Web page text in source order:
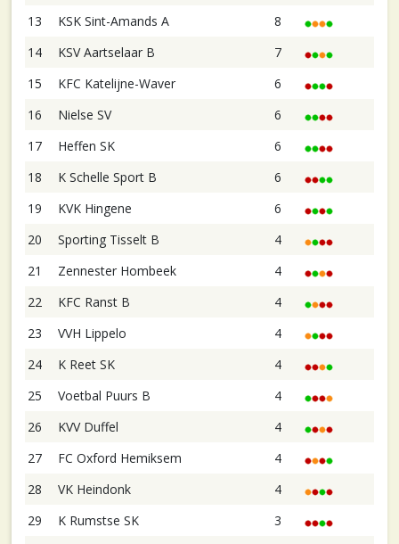
13
KSK Sint-Amands A
8
14
KSV Aartselaar B
7
15
KFC Katelijne-Waver
6
16
Nielse SV
6
17
Heffen SK
6
18
K Schelle Sport B
6
19
KVK Hingene
6
20
Sporting Tisselt B
4
21
Zennester Hombeek
4
22
KFC Ranst B
4
23
VVH Lippelo
4
24
K Reet SK
4
25
Voetbal Puurs B
4
26
KVV Duffel
4
27
FC Oxford Hemiksem
4
28
VK Heindonk
4
29
K Rumstse SK
3